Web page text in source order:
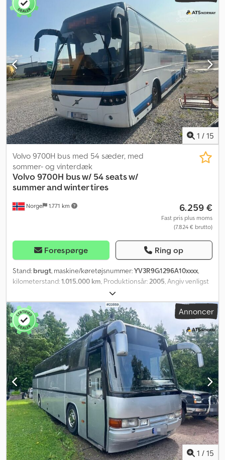
1 / 15
Norge 1.771 km
Volvo 9700H bus med 54 sæder, med
sommer- og vinterdæk
Volvo9700H bus w/ 54 seats w/
summer and winter tires
6.259 €
Fast pris plus moms
(7.824 € brutto)
Forespørge Ring op
Stand: brugt, maskine/køretøjsnummer:YV3R9G1296A10xxxx,
kilometerstand:1.015.000 km, Produktionsår:2005, Angiv venligst
referencenummeret ved forespørgsel: 20949 Specifikationer: -
Modelår: 2005 - Ikke EU-godkendt - Kilometertal: ca. 1.015.000 -
420 hk - 3 aksler - Dæk (se billeder) - Sommerdæk medfølger -
Højre baglygten er fjernet - Bakkamera - Lakken er begyndt at
skalle af - Automatgear - Klimaanlæg - Radio - Fejl ved
selvparkerende vinduesviskere - Luft i undervognens skiver - Kan
leveres omgående Beskrivelse: 2005 Volvo 9700H bus med 54
sæder, leveres inkl. både sommer- og vinterdæk. Bussen står på
vinterdæk nu, og ejeren oplyser, at sommerdækkene er i
fremragende stand. Der er fejl på de selvparkerende viskere.
Bussen vil blive rengjort indvendigt før salg. Kan leveres straks.
Codjzqnq Aopfx Aliorf Km: 1.015.000 Hk: 420 TÜV: Nej EU-godkendt
indtil: 25.06.2021 Egenvægt: 15.290 kg Totalvægt: 24.750 kg
Nyttelast: 9.385 kg Bredde: 255 cm Længde: 1.450 cm Euro: 3
Model: 9700H bus m/ 54 sæder m/ sommer- og vinterdæk
Gearkasse: Automatisk Antal siddepladser: 54 = Yderligere
Annoncer
1 / 15